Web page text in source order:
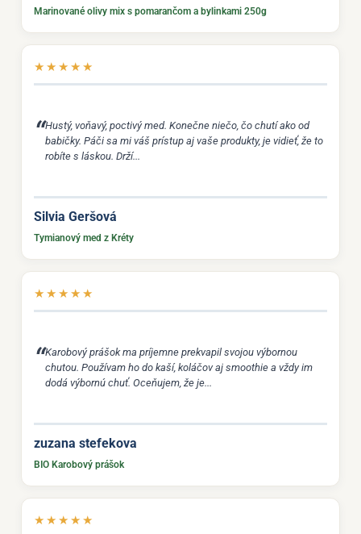
Marinované olivy mix s pomarančom a bylinkami 250g
★ ★ ★ ★ ★
Hustý, voňavý, poctivý med. Konečne niečo, čo chutí ako od
babičky. Páči sa mi váš prístup aj vaše produkty, je vidieť, že to
robíte s láskou. Drží...
Silvia Geršová
Tymianový med z Kréty
★ ★ ★ ★ ★
Karobový prášok ma príjemne prekvapil svojou výbornou
chutou. Používam ho do kaší, koláčov aj smoothie a vždy im
dodá výbornú chuť. Oceňujem, že je...
zuzana stefekova
BIO Karobový prášok
★ ★ ★ ★ ★